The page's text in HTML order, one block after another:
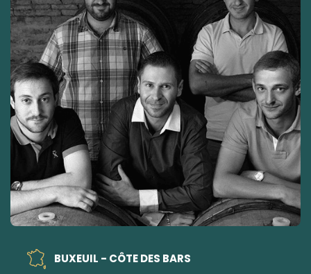
BUXEUIL - CÔTE DES BARS